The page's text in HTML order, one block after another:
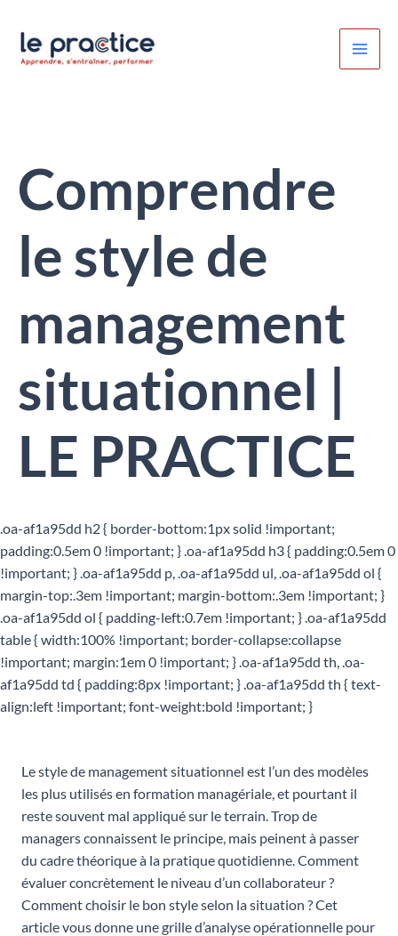
contenu
Comprendre
le style de
management
situationnel |
LE PRACTICE
.oa-af1a95dd h2 { border-bottom:1px solid !important;
padding:0.5em 0 !important; } .oa-af1a95dd h3 { padding:0.5em 0
!important; } .oa-af1a95dd p, .oa-af1a95dd ul, .oa-af1a95dd ol {
margin-top:.3em !important; margin-bottom:.3em !important; }
.oa-af1a95dd ol { padding-left:0.7em !important; } .oa-af1a95dd
table { width:100% !important; border-collapse:collapse
!important; margin:1em 0 !important; } .oa-af1a95dd th, .oa-
af1a95dd td { padding:8px !important; } .oa-af1a95dd th { text-
align:left !important; font-weight:bold !important; }
Le style de management situationnel est l’un des modèles
les plus utilisés en formation managériale, et pourtant il
reste souvent mal appliqué sur le terrain. Trop de
managers connaissent le principe, mais peinent à passer
du cadre théorique à la pratique quotidienne. Comment
évaluer concrètement le niveau d’un collaborateur ?
Comment choisir le bon style selon la situation ? Cet
article vous donne une grille d’analyse opérationnelle pour